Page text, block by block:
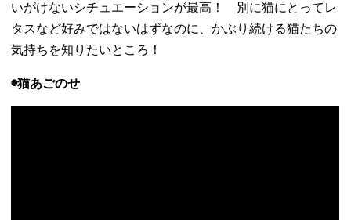
いがけないシチュエーションが最高！ 別に猫にとってレ
タスなど好みではないはずなのに、かぶり続ける猫たちの
気持ちを知りたいところ！
◉猫あごのせ